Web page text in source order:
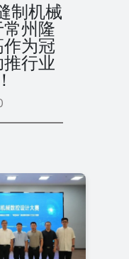
制机械
州隆
为冠
行业